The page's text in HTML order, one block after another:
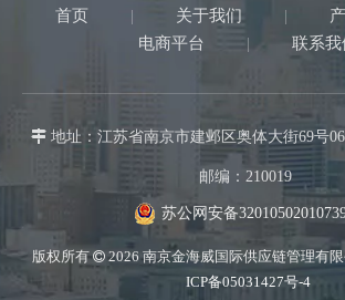
首页 关于我们
电商平台 联系我
 地址：江苏省南京市建邺区奥体大街69
邮编：210019
苏公网安备
版权所有 2026 南京金海威国际供应链管理有
ICP备05031427号-4